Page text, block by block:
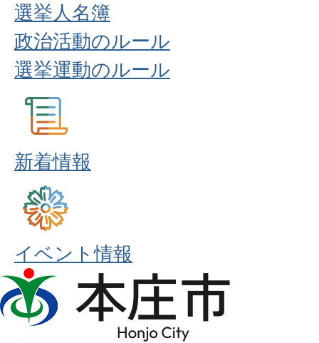
選挙人名簿
政治活動のルール
選挙運動のルール
新着情報
イベント情報
本
庄